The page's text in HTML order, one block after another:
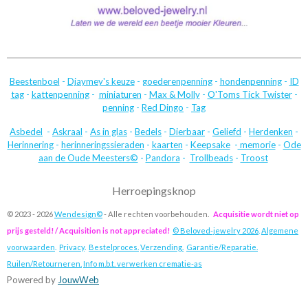
Beestenboel - Djaymey's keuze- goederenpenning- hondenpenning- ID
tag- kattenpenning- miniaturen - Max & Molly- O'Toms Tick Twister-
penning - Red Dingo - Tag
Asbedel - Askraal - As in glas - Bedels - Dierbaar - Geliefd - Herdenken -
Herinnering- herinneringssieraden - kaarten - Keepsake- memorie- Ode
aan de Oude Meesters© - Pandora - Trollbeads- Troost
Herroepingsknop
© 2023 - 2026Wendesign©- Alle rechten voorbehouden.
Acquisitie wordt niet op
prijs gesteld! / Acquisition is not appreciated! © Beloved-jewelry 2026 Algemene
voorwaarden Privacy. Bestelproces. Verzending. Garantie/Reparatie.
Ruilen/Retourneren. Info m.b.t. verwerken crematie-as
Powered by JouwWeb